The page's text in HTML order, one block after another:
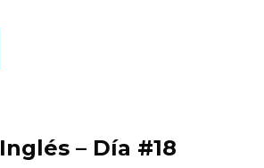
– Día #18